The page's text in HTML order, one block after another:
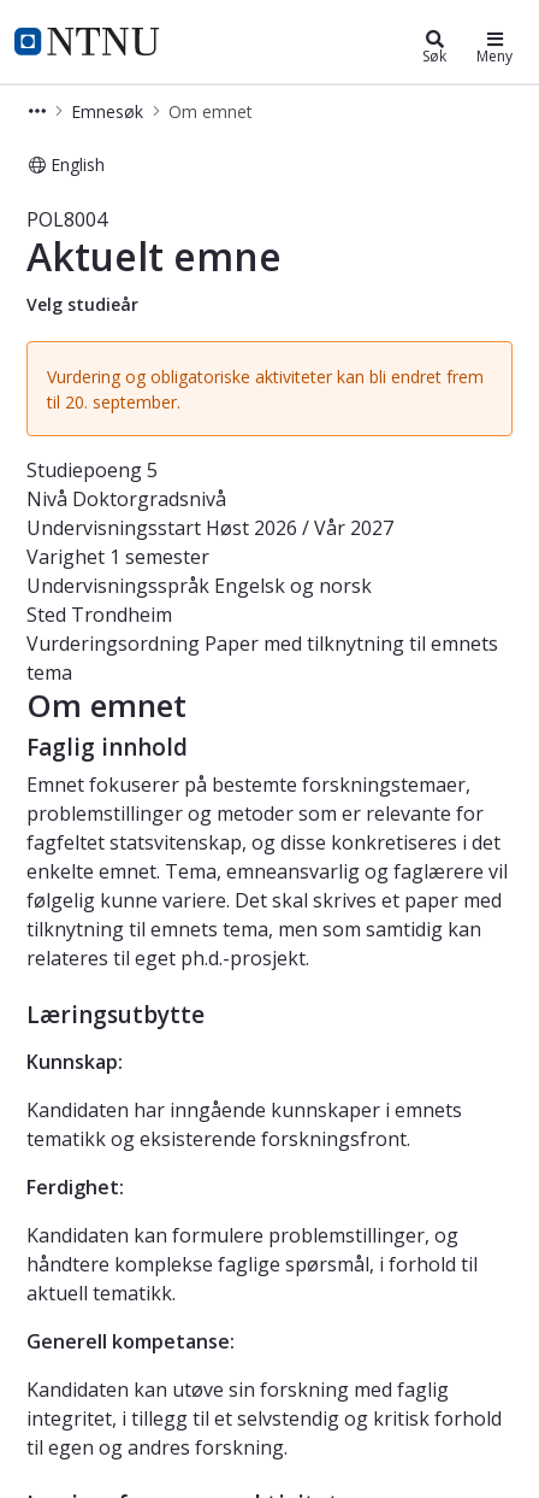
NTNU Hjemmeside
Studier Søk Meny
Emnesøk Om emnet
English
Emne - Aktuelt emne - POL8004
POL8004
Aktuelt emne
Velg studieår
Vurdering og obligatoriske aktiviteter kan bli endret frem
til 20. september.
Studiepoeng5
Nivå Doktorgradsnivå
Undervisningsstart Høst 2026 / Vår 2027
Varighet 1 semester
Undervisningsspråk Engelsk og norsk
Sted Trondheim
Vurderingsordning Paper med tilknytning til emnets
tema
Om emnet
Faglig innhold
Emnet fokuserer på bestemte forskningstemaer,
problemstillinger og metoder som er relevante for
fagfeltet statsvitenskap, og disse konkretiseres i det
enkelte emnet. Tema, emneansvarlig og faglærere vil
følgelig kunne variere. Det skal skrives et paper med
tilknytning til emnets tema, men som samtidig kan
relateres til eget ph.d.-prosjekt.
Læringsutbytte
Kunnskap:
Kandidaten har inngående kunnskaper i emnets
tematikk og eksisterende forskningsfront.
Ferdighet:
Kandidaten kan formulere problemstillinger, og
håndtere komplekse faglige spørsmål, i forhold til
aktuell tematikk.
Generell kompetanse:
Kandidaten kan utøve sin forskning med faglig
integritet, i tillegg til et selvstendig og kritisk forhold
til egen og andres forskning.